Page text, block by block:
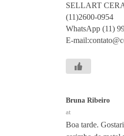
SELLART
(11)2600-0954
WhatsApp (11)
E-
Bruna Ribeiro
at
Boa tarde.